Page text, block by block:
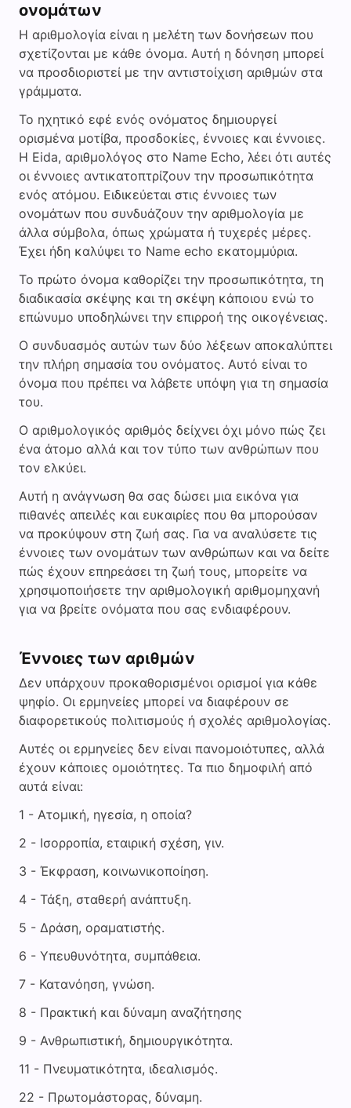
ονομάτων
Η αριθμολογία είναι η μελέτη των δονήσεων που
σχετίζονται με κάθε όνομα. Αυτή η δόνηση μπορεί
να προσδιοριστεί με την αντιστοίχιση αριθμών στα
γράμματα.
Το ηχητικό εφέ ενός ονόματος δημιουργεί
ορισμένα μοτίβα, προσδοκίες, έννοιες και έννοιες.
Η Eida, αριθμολόγος στο Name Echo, λέει ότι αυτές
οι έννοιες αντικατοπτρίζουν την προσωπικότητα
ενός ατόμου. Ειδικεύεται στις έννοιες των
ονομάτων που συνδυάζουν την αριθμολογία με
άλλα σύμβολα, όπως χρώματα ή τυχερές μέρες.
Έχει ήδη καλύψει το Name echo εκατομμύρια.
Το πρώτο όνομα καθορίζει την προσωπικότητα, τη
διαδικασία σκέψης και τη σκέψη κάποιου ενώ το
επώνυμο υποδηλώνει την επιρροή της οικογένειας.
Ο συνδυασμός αυτών των δύο λέξεων αποκαλύπτει
την πλήρη σημασία του ονόματος. Αυτό είναι το
όνομα που πρέπει να λάβετε υπόψη για τη σημασία
του.
Ο αριθμολογικός αριθμός δείχνει όχι μόνο πώς ζει
ένα άτομο αλλά και τον τύπο των ανθρώπων που
τον ελκύει.
Αυτή η ανάγνωση θα σας δώσει μια εικόνα για
πιθανές απειλές και ευκαιρίες που θα μπορούσαν
να προκύψουν στη ζωή σας. Για να αναλύσετε τις
έννοιες των ονομάτων των ανθρώπων και να δείτε
πώς έχουν επηρεάσει τη ζωή τους, μπορείτε να
χρησιμοποιήσετε την αριθμολογική αριθμομηχανή
για να βρείτε ονόματα που σας ενδιαφέρουν.
Έννοιες των αριθμών
Δεν υπάρχουν προκαθορισμένοι ορισμοί για κάθε
ψηφίο. Οι ερμηνείες μπορεί να διαφέρουν σε
διαφορετικούς πολιτισμούς ή σχολές αριθμολογίας.
Αυτές οι ερμηνείες δεν είναι πανομοιότυπες, αλλά
έχουν κάποιες ομοιότητες. Τα πιο δημοφιλή από
αυτά είναι:
1 - Ατομική, ηγεσία, η οποία?
2 - Ισορροπία, εταιρική σχέση, γιν.
3 - Έκφραση, κοινωνικοποίηση.
4 - Τάξη, σταθερή ανάπτυξη.
5 - Δράση, οραματιστής.
6 - Υπευθυνότητα, συμπάθεια.
7 - Κατανόηση, γνώση.
8 - Πρακτική και δύναμη αναζήτησης
9 - Ανθρωπιστική, δημιουργικότητα.
11 - Πνευματικότητα, ιδεαλισμός.
22 - Πρωτομάστορας, δύναμη.